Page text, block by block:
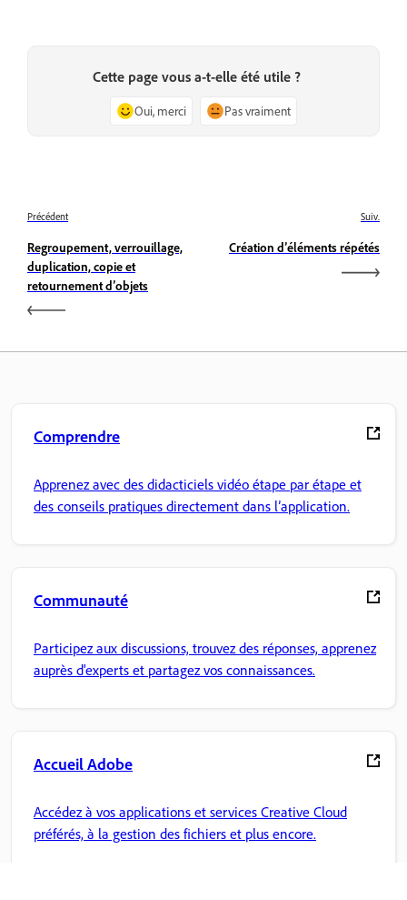
Cette page vous a-t-elle été utile ?
Oui, merci Pas vraiment
Précédent
Regroupement, verrouillage,
duplication, copie et
retournement d’objets
Suiv.
Création d’éléments répétés
Comprendre
Apprenez avec des didacticiels vidéo étape par étape et
des conseils pratiques directement dans l’application.
Communauté
Participez aux discussions, trouvez des réponses, apprenez
auprès d'experts et partagez vos connaissances.
Accueil Adobe
Accédez à vos applications et services Creative Cloud
préférés, à la gestion des fichiers et plus encore.